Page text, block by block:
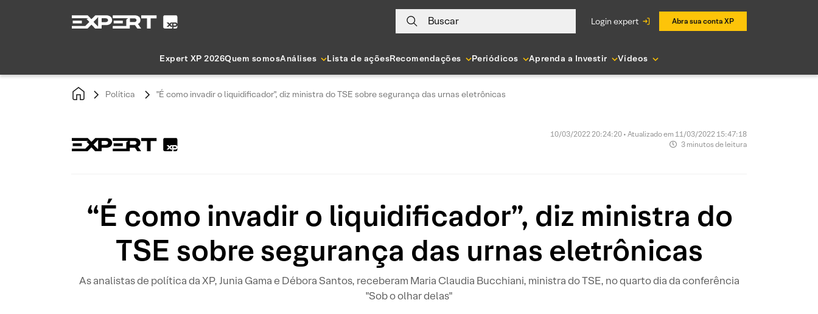
Buscar login expert Abra sua conta XP
Expert XP 2026Quem somosAnálises Lista de açõesRecomendações Periódicos Aprenda a Investir Vídeos
Política "É como invadir o liquidificador", diz ministra do TSE sobre segurança das urnas eletrônicas
10/03/2022 20:24:20 • Atualizado em 11/03/2022 15:47:18
3 minutos de leitura
“É como invadir o liquidificador”, diz ministra do
TSE sobre segurança das urnas eletrônicas
As analistas de política da XP, Junia Gama e Débora Santos, receberam Maria Claudia Bucchiani, ministra do TSE, no quarto dia da conferência
"Sob o olhar delas"